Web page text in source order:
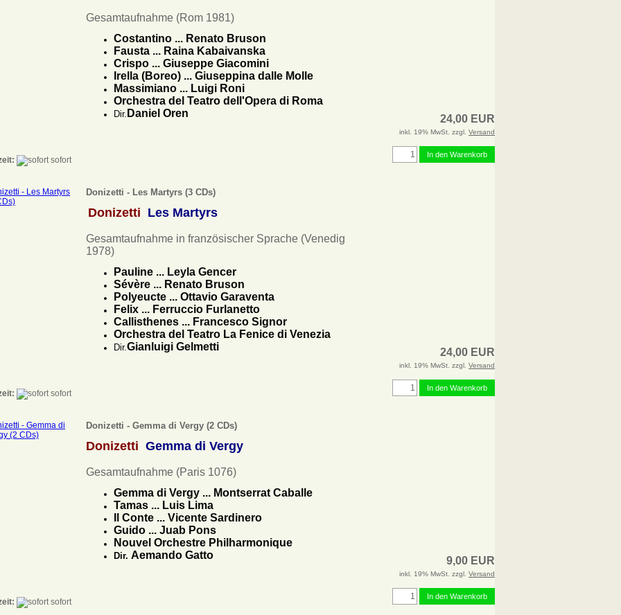
Gesamtaufnahme (Rom 1981)
Costantino ... Renato Bruson
Fausta ... Raina Kabaivanska
Crispo ... Giuseppe Giacomini
Irella (Boreo) ... Giuseppina dalle Molle
Massimiano ... Luigi Roni
Orchestra del Teatro dell'Opera di Roma
Dir. Daniel Oren 24,00 EUR
inkl. 19% MwSt. zzgl. Versand
sofort
In den Warenkorb
Donizetti - Les Martyrs (3 CDs)
Donizetti Les Martyrs
Gesamtaufnahme in französischer Sprache (Venedig
1978)
Pauline ... Leyla Gencer
Sévère ... Renato Bruson
Polyeucte ... Ottavio Garaventa
Felix ... Ferruccio Furlanetto
Callisthenes ... Francesco Signor
Orchestra del Teatro La Fenice di Venezia
Dir.Gianluigi Gelmetti 24,00 EUR
inkl. 19% MwSt. zzgl. Versand
sofort
In den Warenkorb
Donizetti - Gemma di Vergy (2 CDs)
Donizetti Gemma di Vergy
Gesamtaufnahme (Paris 1076)
Gemma di Vergy ... Montserrat Caballe
Tamas ... Luis Lima
Il Conte ... Vicente Sardinero
Guido ... Juab Pons
Nouvel Orchestre Philharmonique
Dir. Aemando Gatto 9,00 EUR
inkl. 19% MwSt. zzgl. Versand
sofort
In den Warenkorb